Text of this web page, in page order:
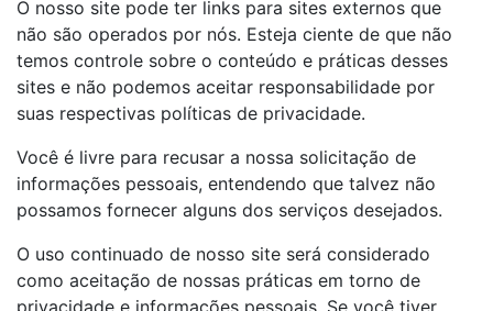
O nosso site pode ter links para sites externos que
não são operados por nós. Esteja ciente de que não
temos controle sobre o conteúdo e práticas desses
sites e não podemos aceitar responsabilidade por
suas respectivas políticas de privacidade.
Você é livre para recusar a nossa solicitação de
informações pessoais, entendendo que talvez não
possamos fornecer alguns dos serviços desejados.
O uso continuado de nosso site será considerado
como aceitação de nossas práticas em torno de